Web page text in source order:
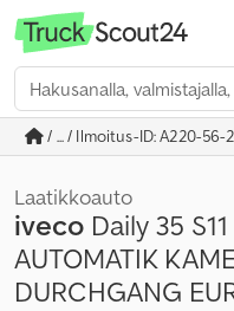
/ ... / Ilmoitus-ID: A220-56-
Laatikkoauto
iveco Daily 35
AUTOMATIK
DURCHGANG